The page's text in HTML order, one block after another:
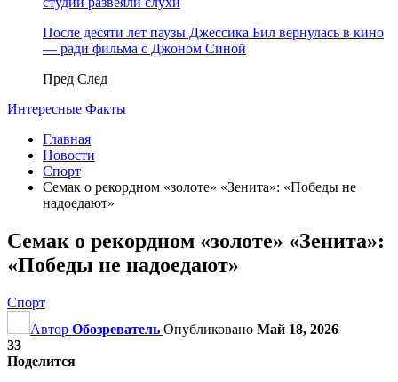
После десяти лет паузы Джессика Бил вернулась в кино
— ради фильма с Джоном Синой
Пред След
Интересные Факты
Главная
Новости
Спорт
Семак о рекордном «золоте» «Зенита»: «Победы не
надоедают»
Семак о рекордном «золоте» «Зенита»:
«Победы не надоедают»
Спорт
Автор Обозреватель Опубликовано Май 18, 2026
33
Поделится